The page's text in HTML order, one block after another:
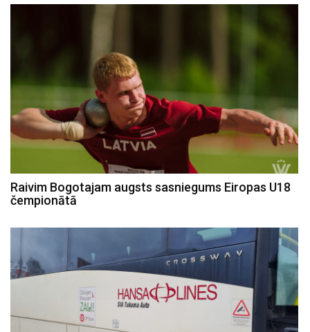
Raivim Bogotajam augsts sasniegums Eiropas U18
čempionātā